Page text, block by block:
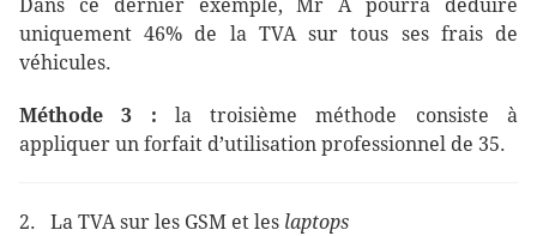
uniquement 46% de la TVA sur tous ses frais de
véhicules.
Méthode 3 : la troisième méthode consiste à
appliquer un forfait d’utilisation professionnel de 35.
2. La TVA sur les GSM et les laptops